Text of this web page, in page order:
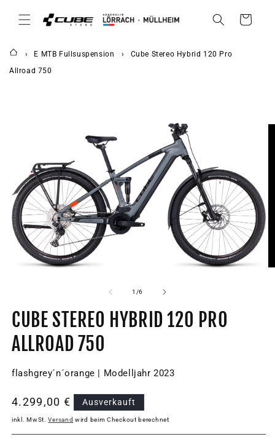
ZUM
INHALT
Warenkorb
E MTB Fullsuspension
Cube Stereo Hybrid 120 Pro
Allroad 750
1 /von
6
CUBE STEREO HYBRID 120 PRO
ALLROAD 750
flashgrey´n´orange | Modelljahr 2023
Normaler
Preis
4.299,00 € Ausverkauft
inkl. MwSt.Versand wird beim Checkout berechnet